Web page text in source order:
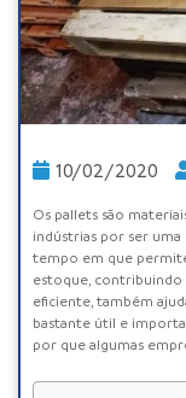
10/02/2020
Os pallets são
indústrias por ser
tempo em que
estoque, contribuindo
eficiente, também
bastante útil e
por que algumas